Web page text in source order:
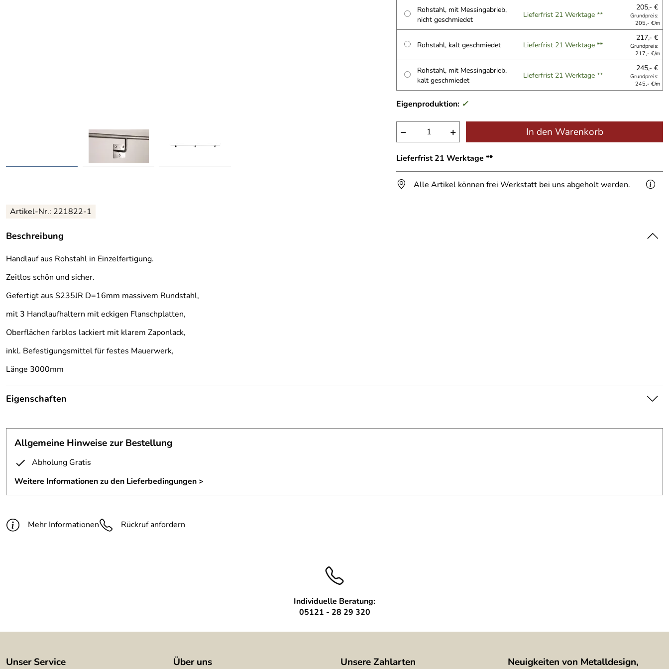
Rohstahl, mit Messingabrieb,
nicht geschmiedet
Lieferfrist 21 Werktage **
205,- €
Grundpreis:
205,- €/m
Rohstahl, kalt geschmiedet Lieferfrist 21 Werktage **
217,- €
Grundpreis:
217,- €/m
Rohstahl, mit Messingabrieb,
kalt geschmiedet
Lieferfrist 21 Werktage **
245,- €
Grundpreis:
245,- €/m
Eigenproduktion: ✓
− + In den Warenkorb
Lieferfrist 21 Werktage **
Alle Artikel können frei Werkstatt bei uns abgeholt werden.
Artikel-Nr.: 221822-1
Beschreibung
Handlauf aus Rohstahl in Einzelfertigung.
Zeitlos schön und sicher.
Gefertigt aus S235JR D=16mm massivem Rundstahl,
mit 3 Handlaufhaltern mit eckigen Flanschplatten,
Oberflächen farblos lackiert mit klarem Zaponlack,
inkl. Befestigungsmittel für festes Mauerwerk,
Länge 3000mm
Eigenschaften
Befestigung:
Handlaufhaltergeschraubt
Material:
16 mm Vollmaterial in Stahl
Oberfläche:
farblos lackiert
Allgemeine Hinweise zur Bestellung
Abholung Gratis
Weitere Informationen zu den Lieferbedingungen >
Mehr Informationen Rückruf anfordern
Individuelle Beratung:
05121 - 28 29 320
Unser Service Über uns Unsere Zahlarten
Neuigkeiten von Metalldesign,